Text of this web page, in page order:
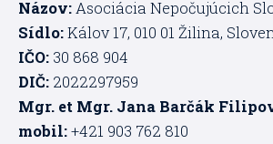
Názov: Asociácia Nepočujúcich
Sídlo:Kálov 17, 010 01 Žilina,
IČO: 30 868 904
DIČ: 2022297959
Mgr. et Mgr. Jana Barčák
mobil:+421 903 762 810